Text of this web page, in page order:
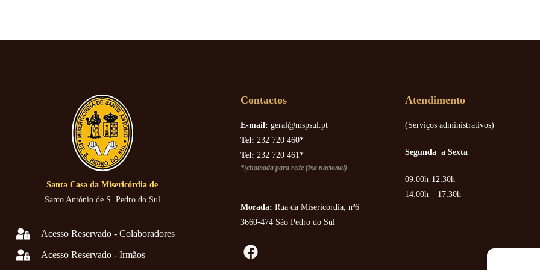
Santa Casa da Misericórdia de
Santo António de S. Pedro do Sul
Acesso Reservado - Colaboradores
Acesso Reservado - Irmãos
Contactos
E-mail: geral@mspsul.pt
Tel: 232 720 460*
Tel: 232 720 461*
*(chamada para rede fixa nacional)
Morada: Rua da Misericórdia, nº6
3660-474 São Pedro do Sul
Atendimento
(Serviços administrativos)
Segunda a Sexta
09:00h-12:30h
14:00h – 17:30h